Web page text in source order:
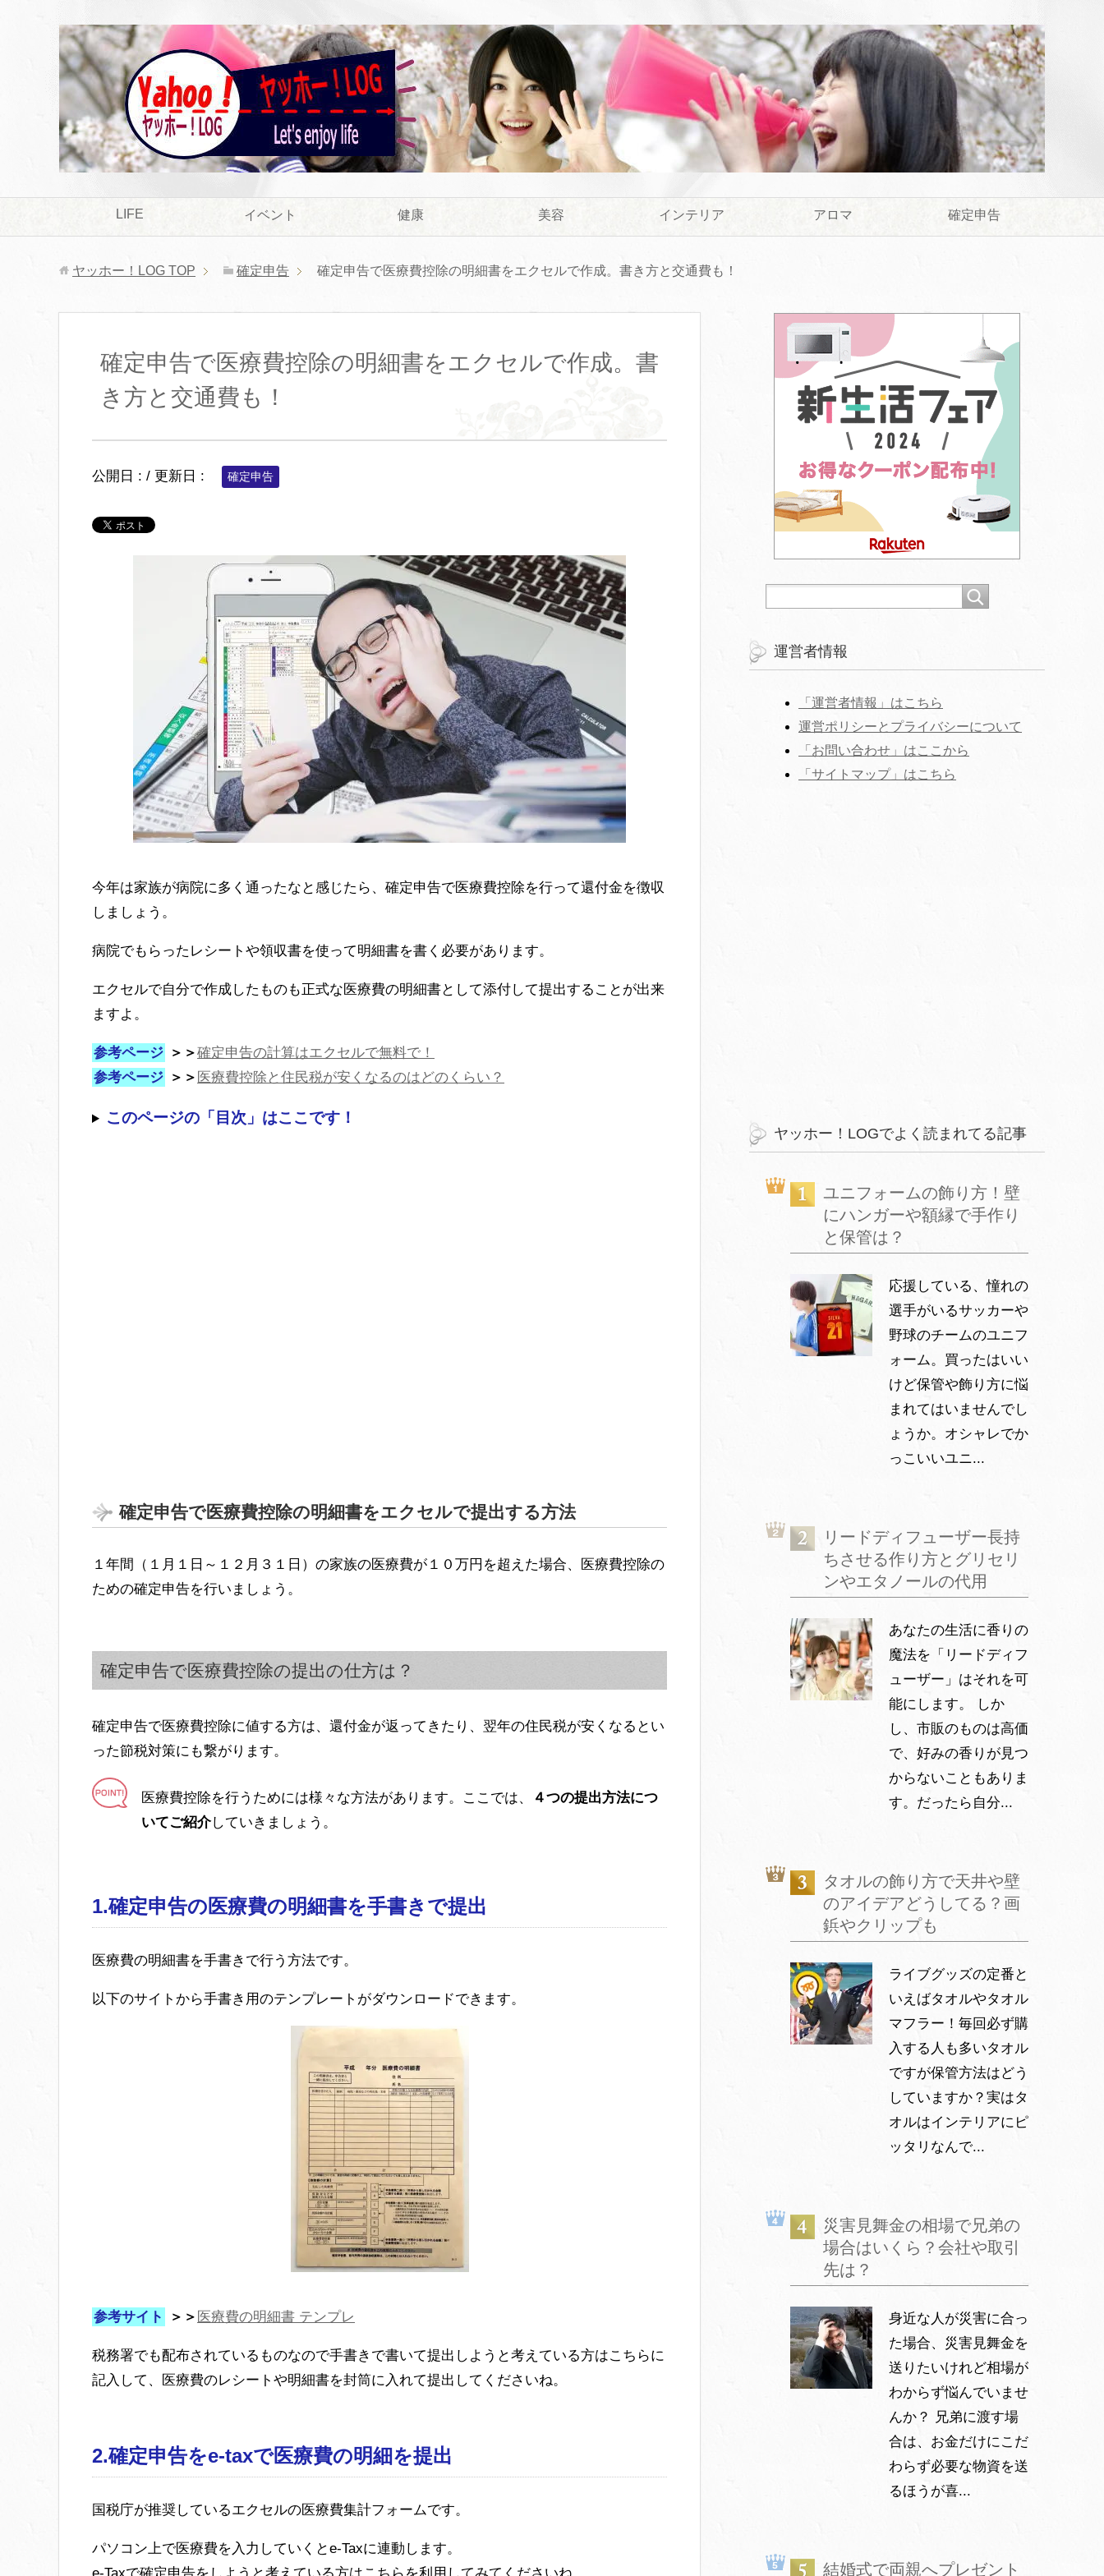
LIFE イベント 健康 美容 インテリア アロマ 確定申告
ヤッホー！LOG TOP 確定申告 確定申告で医療費控除の明細書をエクセルで作成。書き方と交通費も！
確定申告で医療費控除の明細書をエクセルで作成。書
き方と交通費も！
公開日 : / 更新日 : 確定申告
今年は家族が病院に多く通ったなと感じたら、確定申告で医療費控除を行って還付金を徴収
しましょう。
病院でもらったレシートや領収書を使って明細書を書く必要があります。
エクセルで自分で作成したものも正式な医療費の明細書として添付して提出することが出来
ますよ。
参考ページ ＞＞確定申告の計算はエクセルで無料で！
参考ページ ＞＞ 医療費控除と住民税が安くなるのはどのくらい？
このページの「目次」はここです！
確定申告で医療費控除の明細書をエクセルで提出する方法
１年間（１月１日～１２月３１日）の家族の医療費が１０万円を超えた場合、医療費控除の
ための確定申告を行いましょう。
確定申告で医療費控除の提出の仕方は？
確定申告で医療費控除に値する方は、還付金が返ってきたり、翌年の住民税が安くなるとい
った節税対策にも繋がります。
医療費控除を行うためには様々な方法があります。ここでは、
４つの提出方法につ
いてご紹介していきましょう。
1.確定申告の医療費の明細書を手書きで提出
医療費の明細書を手書きで行う方法です。
以下のサイトから手書き用のテンプレートがダウンロードできます。
参考サイト ＞＞ 医療費の明細書 テンプレ
税務署でも配布されているものなので手書きで書いて提出しようと考えている方はこちらに
記入して、医療費のレシートや明細書を封筒に入れて提出してくださいね。
2.確定申告をe-taxで医療費の明細を提出
国税庁が推奨しているエクセルの医療費集計フォームです。
パソコン上で医療費を入力していくとe-Taxに連動します。
運営者情報
「運営者情報」はこちら
運営ポリシーとプライバシーについて
「お問い合わせ」はここから
‎「サイトマップ」はこちら
ヤッホー！LOGでよく読まれてる記事
ユニフォームの飾り方！壁
にハンガーや額縁で手作り
と保管は？
応援している、憧れの
選手がいるサッカーや
野球のチームのユニフ
ォーム。買ったはいい
けど保管や飾り方に悩
まれてはいませんでし
ょうか。オシャレでか
っこいいユニ...
リードディフューザー長持
ちさせる作り方とグリセリ
ンやエタノールの代用
あなたの生活に香りの
魔法を「リードディフ
ューザー」はそれを可
能にします。 しか
し、市販のものは高価
で、好みの香りが見つ
からないこともありま
す。だったら自分...
タオルの飾り方で天井や壁
のアイデアどうしてる？画
鋲やクリップも
ライブグッズの定番と
いえばタオルやタオル
マフラー！毎回必ず購
入する人も多いタオル
ですが保管方法はどう
していますか？実はタ
オルはインテリアにピ
ッタリなんで...
災害見舞金の相場で兄弟の
場合はいくら？会社や取引
先は？
身近な人が災害に合っ
た場合、災害見舞金を
送りたいけれど相場が
わからず悩んでいませ
んか？ 兄弟に渡す場
合は、お金だけにこだ
わらず必要な物資を送
るほうが喜...
結婚式で両親へプレゼント